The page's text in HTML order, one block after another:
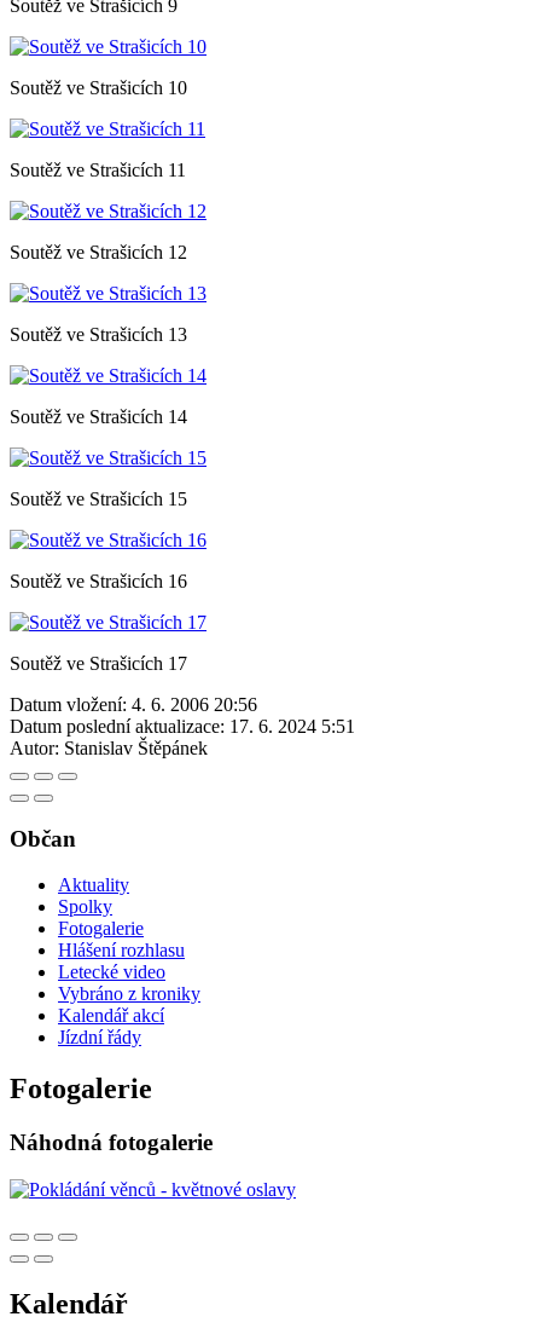
Soutěž ve Strašicích 9
Soutěž ve Strašicích 10
Soutěž ve Strašicích 11
Soutěž ve Strašicích 12
Soutěž ve Strašicích 13
Soutěž ve Strašicích 14
Soutěž ve Strašicích 15
Soutěž ve Strašicích 16
Soutěž ve Strašicích 17
Datum vložení: 4. 6. 2006 20:56
Datum poslední aktualizace: 17. 6. 2024 5:51
Autor: Stanislav Štěpánek
Občan
Aktuality
Spolky
Fotogalerie
Hlášení rozhlasu
Letecké video
Vybráno z kroniky
Kalendář akcí
Jízdní řády
Fotogalerie
Náhodná fotogalerie
Kalendář